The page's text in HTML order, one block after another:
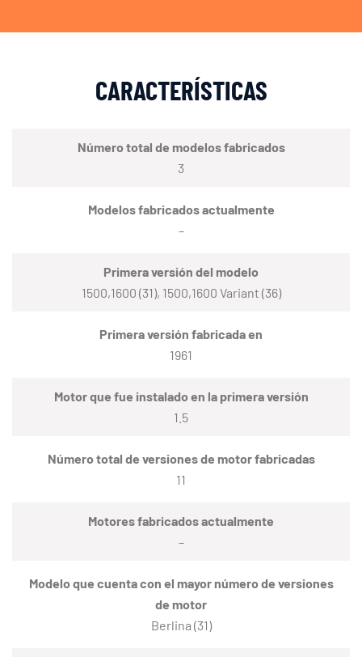
CARACTERÍSTICAS
Número total de modelos fabricados
3
Modelos fabricados actualmente
–
Primera versión del modelo
1500,1600 (31), 1500,1600 Variant (36)
Primera versión fabricada en
1961
Motor que fue instalado en la primera versión
1.5
Número total de versiones de motor fabricadas
11
Motores fabricados actualmente
–
Modelo que cuenta con el mayor número de versiones
de motor
Berlina (31)